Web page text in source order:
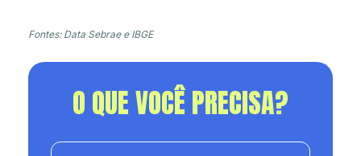
Fontes: Data Sebrae e IBGE
O QUE VOCÊ PRECISA?